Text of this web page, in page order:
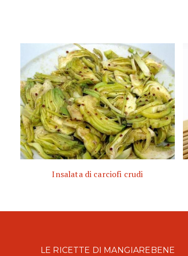
Insalata di carciofi crudi
LE RICETTE DI MANGIAREBENE